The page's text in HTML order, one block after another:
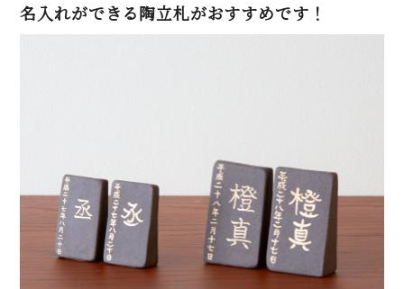
名入れができる陶立札がおすすめです！